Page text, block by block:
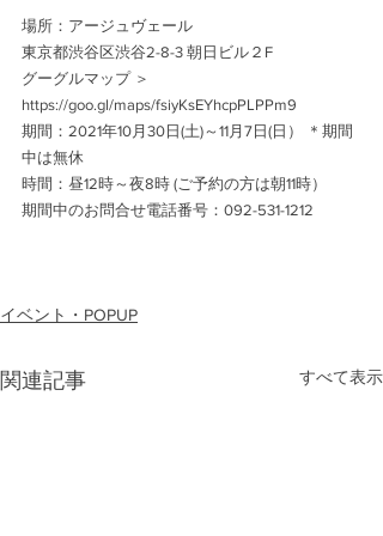
場所：アージュヴェール
東京都渋谷区渋谷2-8-3 朝日ビル２F
グーグルマップ ＞
https://goo.gl/maps/fsiyKsEYhcpPLPPm9
期間：2021年10月30日(土)～11月7日(日） ＊期間
中は無休
時間：昼12時～夜8時 (ご予約の方は朝11時）
期間中のお問合せ電話番号：092-531-1212
イベント・POPUP
関連記事 すべて表示